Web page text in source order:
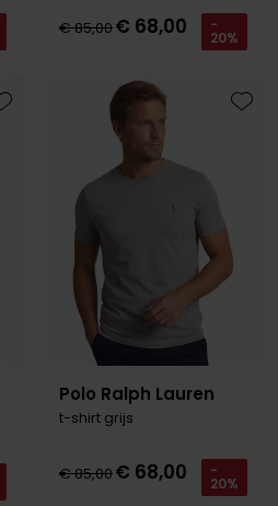
€ 85,00€ 68,00 -
20%
Toevoegen aan favorieten
Polo Ralph Lauren
t-shirt grijs
€ 85,00€ 68,00 -
20%